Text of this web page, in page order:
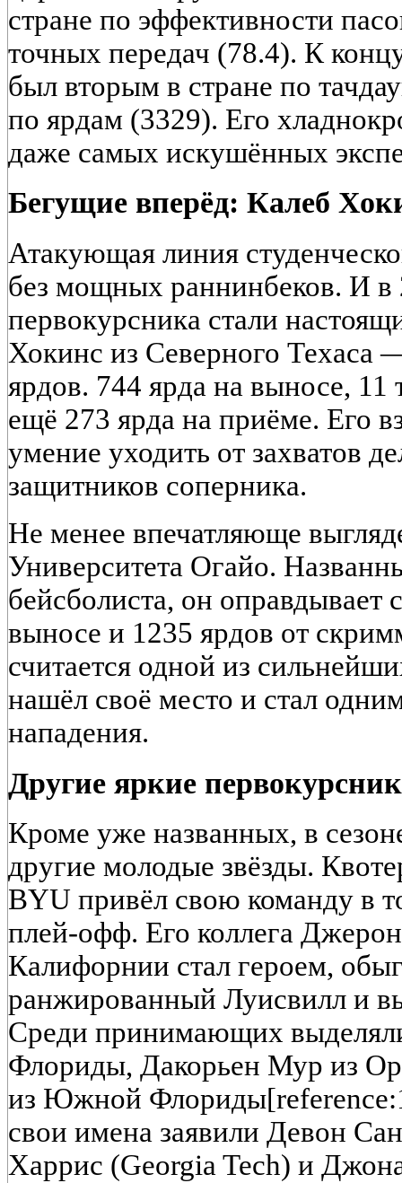
стране по эффективности
точных передач (78.4). К
был вторым в стране по
по ярдам (3329). Его
даже самых искушённых
Бегущие вперёд: Калеб
Атакующая линия
без мощных раннинбеков. И в
первокурсника стали
Хокинс из Северного Техаса
ярдов. 744 ярда на выносе, 11
ещё 273 ярда на приёме. Его
умение уходить от захватов
защитников соперника.
Не менее впечатляюще
Университета Огайо.
бейсболиста, он оправдывает
выносе и 1235 ярдов от
считается одной из
нашёл своё место и стал
нападения.
Другие яркие
Кроме уже названных, в
другие молодые звёзды.
BYU привёл свою команду в
плей-офф. Его коллега
Калифорнии стал героем,
ранжированный Луисвилл и
Среди принимающих
Флориды, Дакорьен Мур из
из Южной
свои имена заявили Девон
Харрис (Georgia Tech) и